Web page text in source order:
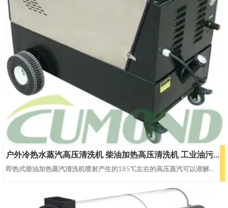
户外冷热水蒸汽高压清洗机 柴油加热高压清洗机 工业油污清洗 CW-DEWS30
即热式柴油加热蒸汽清洗机喷射产生的185℃左右的高压蒸汽可以溶解任何顽固油垢；高压的蒸汽可以切入细小的裂缝，剥离、去除残留物。它的水量消耗低，用电量低，对油污等难处理的问题轻易解决。冷、热水、蒸汽可根据客户使用工况调节，大大提高清洗工作效益。特点：工业型润滑式陶瓷柱塞泵，锻制铜泵头,压力无级调节，进口密封件 , 可靠性高，寿命长；采用先进的螺旋型超长合金管线设计 , 极高的加热效率和超长的使用寿命